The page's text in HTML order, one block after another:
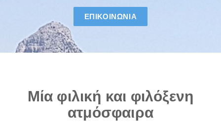
ΕΠΙΚΟΙΝΩΝΊΑ
Μία φιλική και φιλόξενη
ατμόσφαιρα